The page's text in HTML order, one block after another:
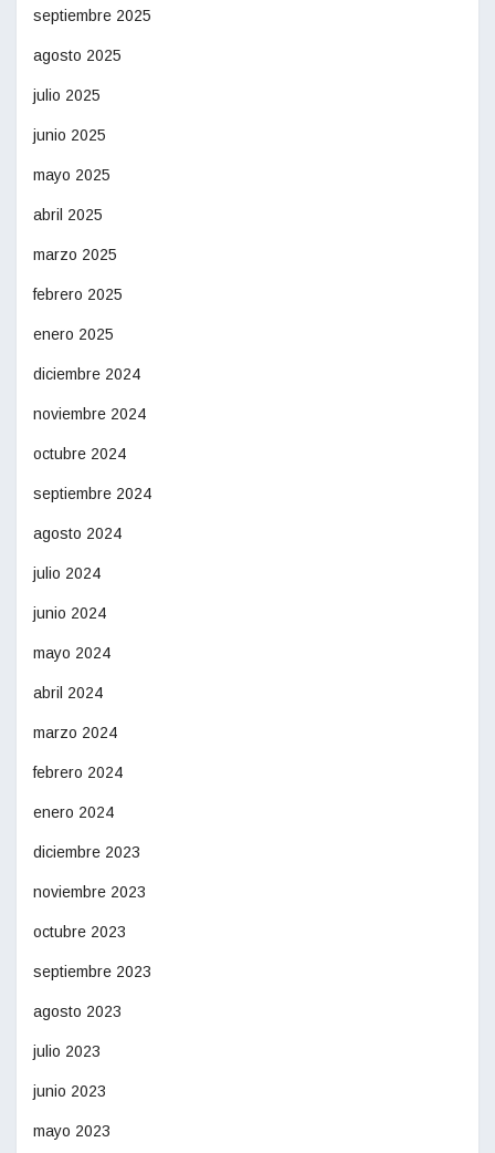
septiembre 2025
agosto 2025
julio 2025
junio 2025
mayo 2025
abril 2025
marzo 2025
febrero 2025
enero 2025
diciembre 2024
noviembre 2024
octubre 2024
septiembre 2024
agosto 2024
julio 2024
junio 2024
mayo 2024
abril 2024
marzo 2024
febrero 2024
enero 2024
diciembre 2023
noviembre 2023
octubre 2023
septiembre 2023
agosto 2023
julio 2023
junio 2023
mayo 2023